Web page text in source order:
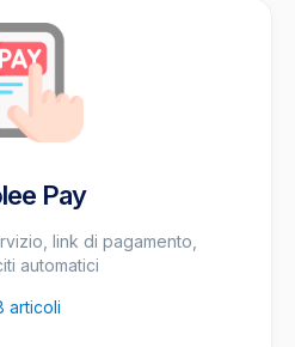
Pay
link di pagamento,
automatici
articoli